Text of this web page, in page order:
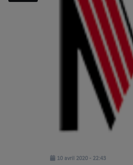
10 avril 2020 - 22:43